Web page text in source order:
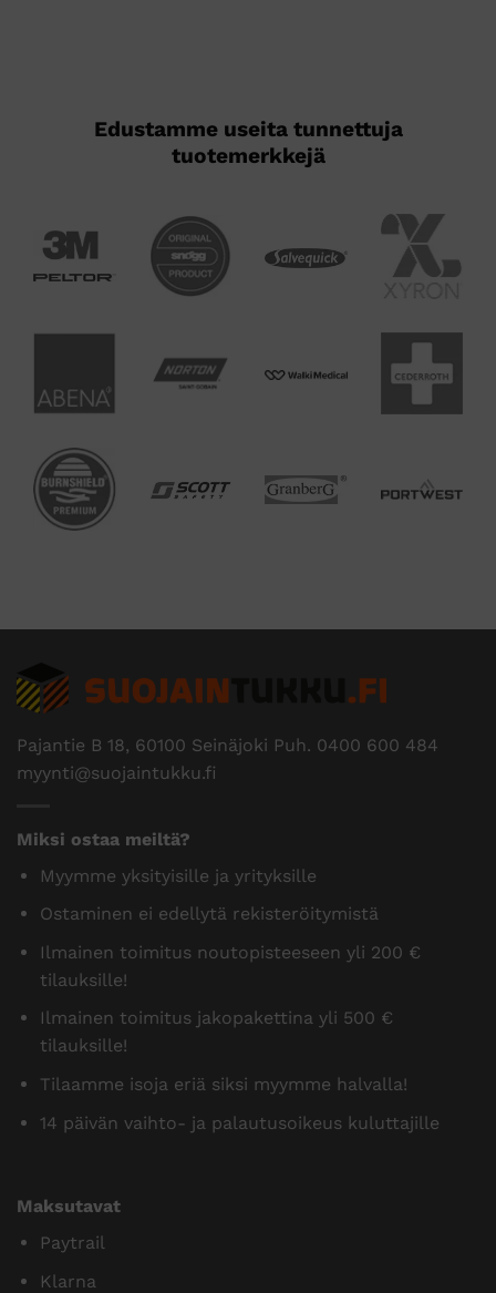
Edustamme useita tunnettuja
tuotemerkkejä
Pajantie B 18, 60100 Seinäjoki Puh. 0400 600 484
myynti@suojaintukku.fi
Miksi ostaa meiltä?
Myymme yksityisille ja yrityksille
Ostaminen ei edellytä rekisteröitymistä
Ilmainen toimitus noutopisteeseen yli 200 €
tilauksille!
Ilmainen toimitus jakopakettina yli 500 €
tilauksille!
Tilaamme isoja eriä siksi myymme halvalla!
14 päivän vaihto- ja palautusoikeus kuluttajille
Maksutavat
Paytrail
Klarna